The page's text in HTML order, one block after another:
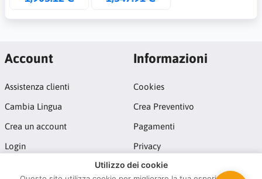
Account
Assistenza clienti
Cambia Lingua
Crea un account
Login
Informazioni
Cookies
Crea Preventivo
Pagamenti
Privacy
Termini e Condizioni
Utilizzo dei cookie